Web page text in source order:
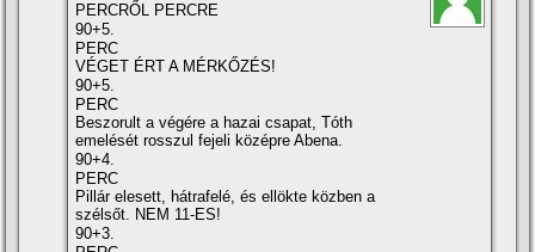
PERCRŐL PERCRE
90+5.
PERC
VÉGET ÉRT A MÉRKŐZÉS!
90+5.
PERC
Beszorult a végére a hazai csapat, Tóth
emelését rosszul fejeli középre Abena.
90+4.
PERC
Pillár elesett, hátrafelé, és ellökte közben a
szélsőt. NEM 11-ES!
90+3.